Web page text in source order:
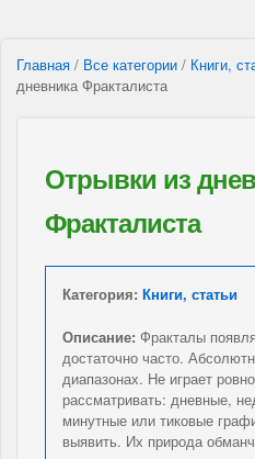
Главная / Все категории / Книги,
дневника Фракталиста
Отрывки из
Фракталиста
Категория: Книги, статьи
Описание: Фракталы
достаточно часто.
диапазонах. Не играет
рассматривать: дневные,
минутные или тиковые
выявить. Их природа